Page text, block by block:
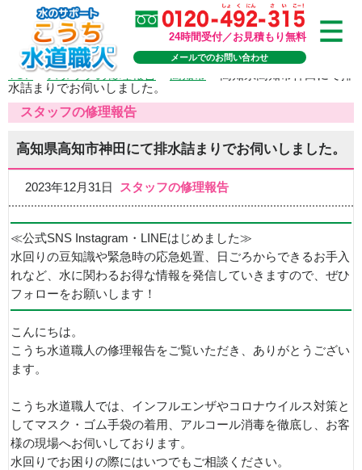
24時間受付／お見積もり無料
メールでのお問い合わせ
TOP>スタッフの修理報告
水詰まりでお伺いしました。
スタッフの修理報告
高知県高知市神田にて排水詰まりでお伺いしました。
2023年12月31日 スタッフの修理報告
≪公式SNS Instagram・LINEはじめました≫
水回りの豆知識や緊急時の応急処置、日ごろからできるお手入
れなど、水に関わるお得な情報を発信していきますので、ぜひ
フォローをお願いします！
こんにちは。
こうち水道職人の修理報告をご覧いただき、ありがとうござい
ます。
こうち水道職人では、インフルエンザやコロナウイルス対策と
してマスク・ゴム手袋の着用、アルコール消毒を徹底し、お客
様の現場へお伺いしております。
水回りでお困りの際にはいつでもご相談ください。